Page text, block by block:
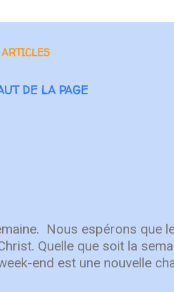
savons pas ce qui est
DE LA PAGE
Nous espérons que
Quelle que soit la
end est une nouvelle